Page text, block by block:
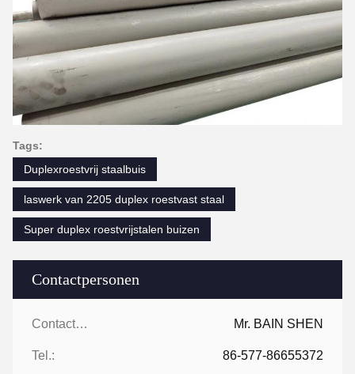
Contactpersonen
Contactpersonen: Mr. BAIN SHEN
Tel.: 86-577-86655372
Tags:
Duplexroestvrij staalbuis
laswerk van 2205 duplex roestvast staal
Super duplex roestvrijstalen buizen